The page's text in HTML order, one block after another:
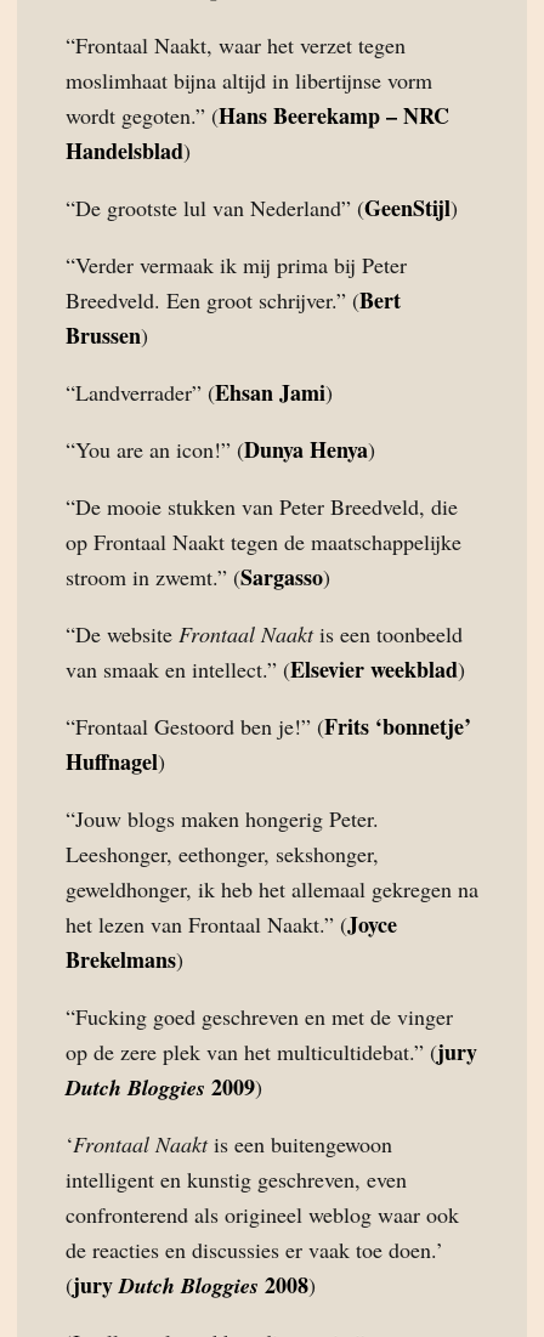
“Frontaal Naakt, waar het verzet tegen
moslimhaat bijna altijd in libertijnse vorm
wordt gegoten.” (Hans Beerekamp – NRC
Handelsblad)
“De grootste lul van Nederland” (GeenStijl)
“Verder vermaak ik mij prima bij Peter
Breedveld. Een groot schrijver.” (Bert
Brussen)
“Landverrader” (Ehsan Jami)
“You are an icon!” (Dunya Henya)
“De mooie stukken van Peter Breedveld, die
op Frontaal Naakt tegen de maatschappelijke
stroom in zwemt.” (Sargasso)
“De website Frontaal Naaktis een toonbeeld
van smaak en intellect.” (Elsevier weekblad)
“Frontaal Gestoord ben je!” (Frits ‘bonnetje’
Huffnagel)
“Jouw blogs maken hongerig Peter.
Leeshonger, eethonger, sekshonger,
geweldhonger, ik heb het allemaal gekregen na
het lezen van Frontaal Naakt.” (Joyce
Brekelmans)
“Fucking goed geschreven en met de vinger
op de zere plek van het multicultidebat.” (jury
Dutch Bloggies 2009)
‘Frontaal Naaktis een buitengewoon
intelligent en kunstig geschreven, even
confronterend als origineel weblog waar ook
de reacties en discussies er vaak toe doen.’
(juryDutch Bloggies 2008)